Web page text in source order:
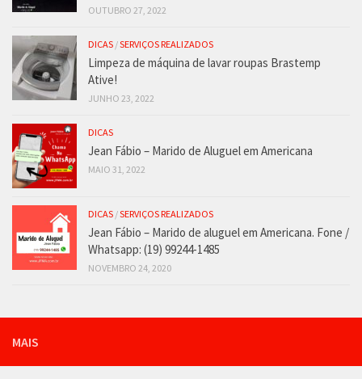
OUTUBRO 27, 2022
DICAS /SERVIÇOS REALIZADOS
Limpeza de máquina de lavar roupas Brastemp
Ative!
JUNHO 23, 2022
DICAS
Jean Fábio – Marido de Aluguel em Americana
MAIO 31, 2022
DICAS /SERVIÇOS REALIZADOS
Jean Fábio – Marido de aluguel em Americana. Fone /
Whatsapp: (19) 99244-1485
NOVEMBRO 24, 2020
MAIS